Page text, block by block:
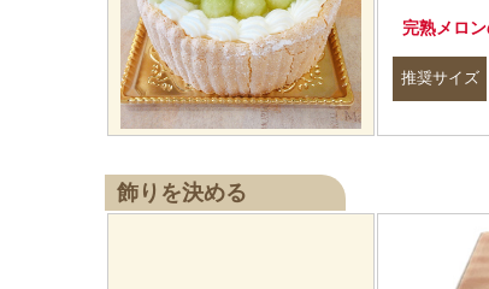
完熟メロ
推奨サイズ
飾りを決める